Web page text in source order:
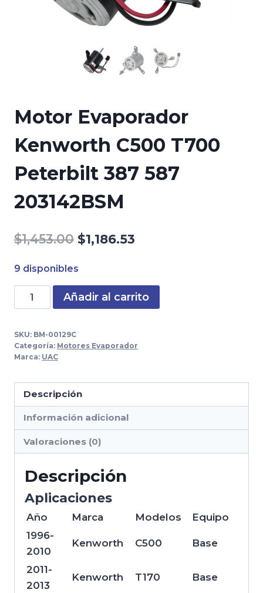
Motor Evaporador
Kenworth C500 T700
Peterbilt 387 587
203142BSM
$1,453.00 El
era:
$1,186.53
es:
9 disponibles
Motor
Evaporador
C500
T700
587
203142BSM
Añadir al carrito
SKU: BM-00129C
Categoría: Motores Evaporador
Marca: UAC
Descripción
Información adicional
Valoraciones (0)
Descripción
Aplicaciones
Año Marca Modelos
Equipo
1996-
2010
Kenworth C500 Base
2011-
2013
Kenworth T170 Base